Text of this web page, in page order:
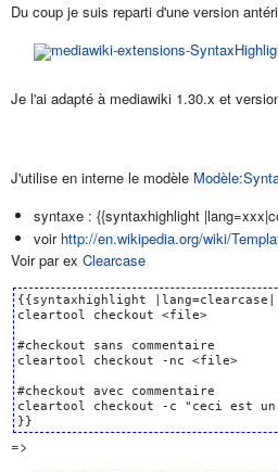
Du coup je suis reparti d'une version
mediawiki-extensions-
Je l'ai adapté à mediawiki 1.30.x et
J'utilise en interne le modèle
syntaxe : {{syntaxhighlight
voir http://en.wikipedia.org/wiki/
Voir par ex Clearcase
{{syntaxhighlight |lang=clearcase|
cleartool checkout <file>
#checkout sans commentaire
cleartool checkout -nc <file>
#checkout avec commentaire
cleartool checkout -c "ceci est un
=>